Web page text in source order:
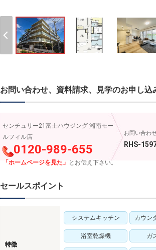
お問い合わせ、資料請求、見学のお申し込
センチュリー21富士ハウジング 湘南モー
ルフィル店
0120-989-655
「ホームページを見た」 とお伝え下さい。
お問い合わ
RHS-
セールスポイント
特徴
システムキッチン カウン
浴室乾燥機 ガ